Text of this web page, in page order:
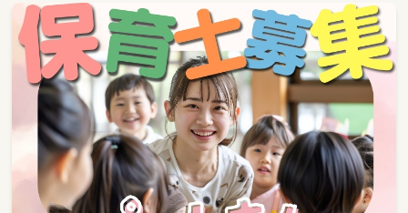
大きい車の運転が苦手な方も、まずはご相談
ください♪AT限定で問題ありません！）
・その他、付随する簡単な活動準備のお手伝いな
ど